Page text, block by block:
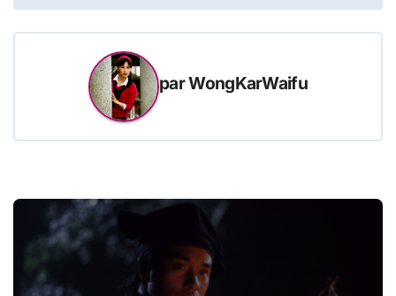
l’article
parWongKarWaifu